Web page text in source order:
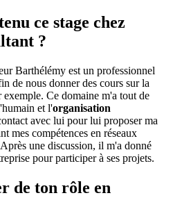
ce stage chez
?
Barthélémy est un professionnel
de nous donner des cours sur la
Ce domaine m'a tout de
et l'organisation
avec lui pour lui proposer ma
mes compétences en réseaux
une discussion, il m'a donné
pour participer à ses projets.
de ton rôle en